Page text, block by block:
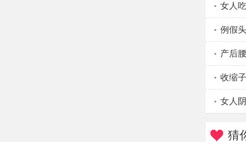
女人
例假
产后
收缩
女人
猜